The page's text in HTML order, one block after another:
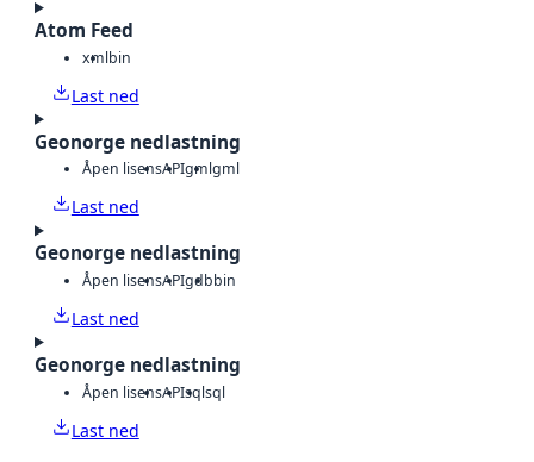
Atom Feed
xmlbin
Last ned
Geonorge nedlastning
Åpen lisensAPIgmlgml
Last ned
Geonorge nedlastning
Åpen lisensAPIgdbbin
Last ned
Geonorge nedlastning
Åpen lisensAPIsqlsql
Last ned